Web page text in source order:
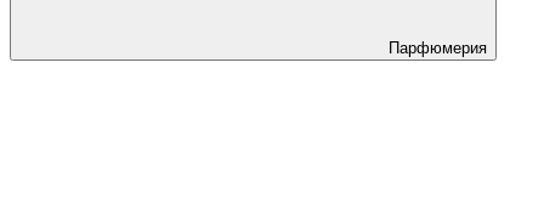
Парфюмерия